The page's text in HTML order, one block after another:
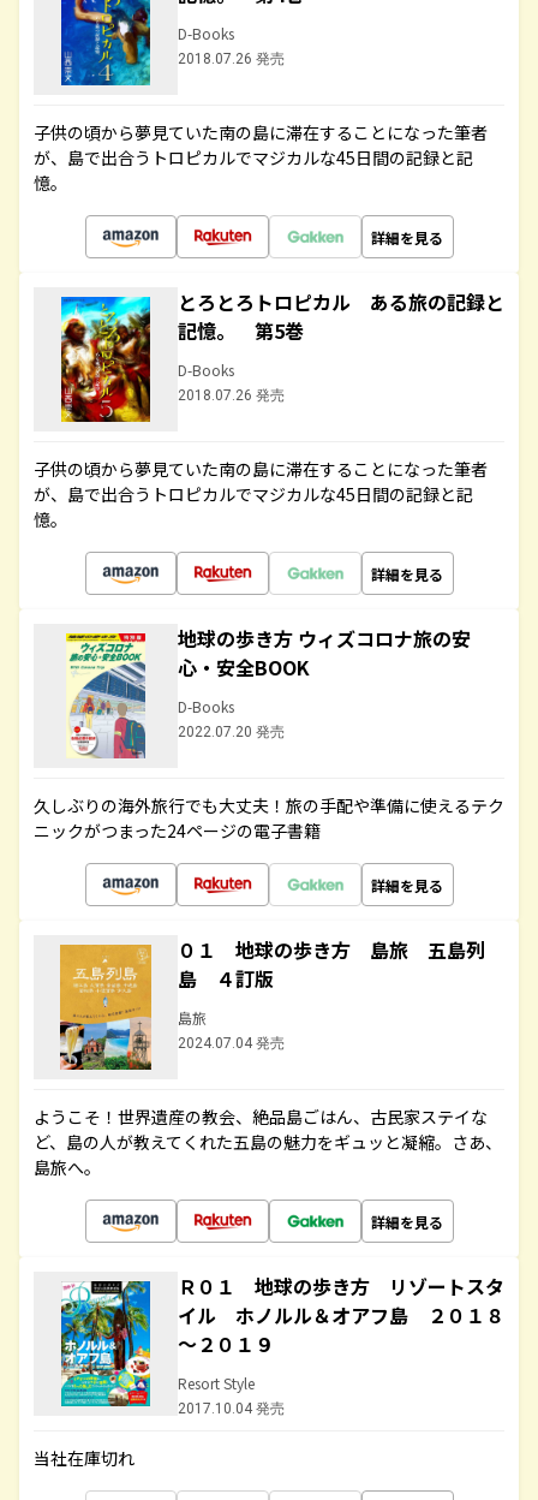
D-Books
2018.07.26 発売
子供の頃から夢見ていた南の島に滞在することになった筆者
が、島で出合うトロピカルでマジカルな45日間の記録と記
憶。
詳細を見る
とろとろトロピカル ある旅の記録と
記憶。 第5巻
D-Books
2018.07.26 発売
子供の頃から夢見ていた南の島に滞在することになった筆者
が、島で出合うトロピカルでマジカルな45日間の記録と記
憶。
詳細を見る
地球の歩き方 ウィズコロナ旅の安
心・安全BOOK
D-Books
2022.07.20 発売
久しぶりの海外旅行でも大丈夫！旅の手配や準備に使えるテク
ニックがつまった24ページの電子書籍
詳細を見る
０１ 地球の歩き方 島旅 五島列
島 ４訂版
島旅
2024.07.04 発売
ようこそ！世界遺産の教会、絶品島ごはん、古民家ステイな
ど、島の人が教えてくれた五島の魅力をギュッと凝縮。さあ、
島旅へ。
詳細を見る
Ｒ０１ 地球の歩き方 リゾートスタ
イル ホノルル＆オアフ島 ２０１８
～２０１９
Resort Style
2017.10.04 発売
当社在庫切れ